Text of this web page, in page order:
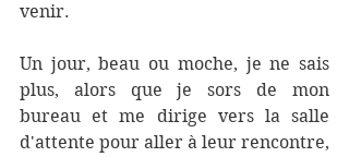
venir.
Un jour, beau ou moche, je ne sais
plus, alors que je sors de mon
bureau et me dirige vers la salle
d'attente pour aller à leur rencontre,